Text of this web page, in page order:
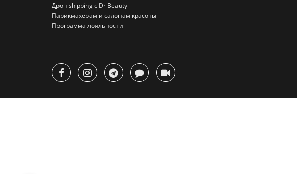
Дроп-shipping с Dr Beauty
Парикмахерам и салонам красоты
Программа лояльности